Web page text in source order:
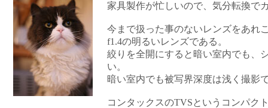
家具製作が忙しいので、気分転換で
今まで扱った事のないレンズをあれ
f1.4の明るいレンズである。
絞りを全開にすると暗い室内でも、
い。
暗い室内でも被写界深度は浅く撮影
コンタックスのTVSというコンパク